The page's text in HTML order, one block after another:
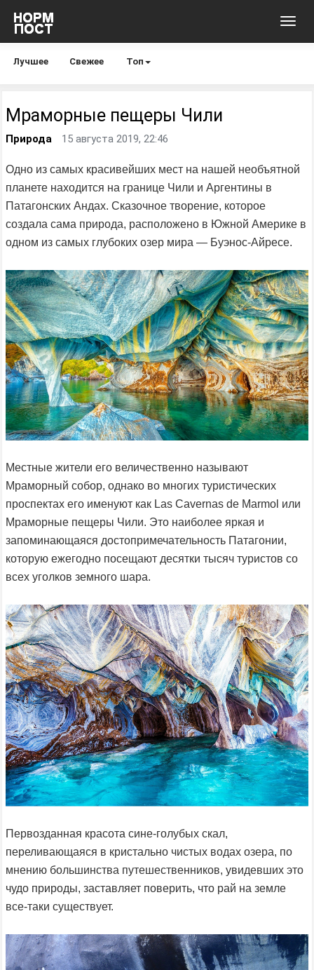
Лучшее Свежее Топ
Мраморные пещеры Чили
Природа 15 августа 2019, 22:46
Одно из самых красивейших мест на нашей необъятной
планете находится на границе Чили и Аргентины в
Патагонских Андах. Сказочное творение, которое
создала сама природа, расположено в Южной Америке в
одном из самых глубоких озер мира — Буэнос-Айресе.
Местные жители его величественно называют
Мраморный собор, однако во многих туристических
проспектах его именуют как Las Cavernas de Marmol или
Мраморные пещеры Чили. Это наиболее яркая и
запоминающаяся достопримечательность Патагонии,
которую ежегодно посещают десятки тысяч туристов со
всех уголков земного шара.
Первозданная красота сине-голубых скал,
переливающаяся в кристально чистых водах озера, по
мнению большинства путешественников, увидевших это
чудо природы, заставляет поверить, что рай на земле
все-таки существует.